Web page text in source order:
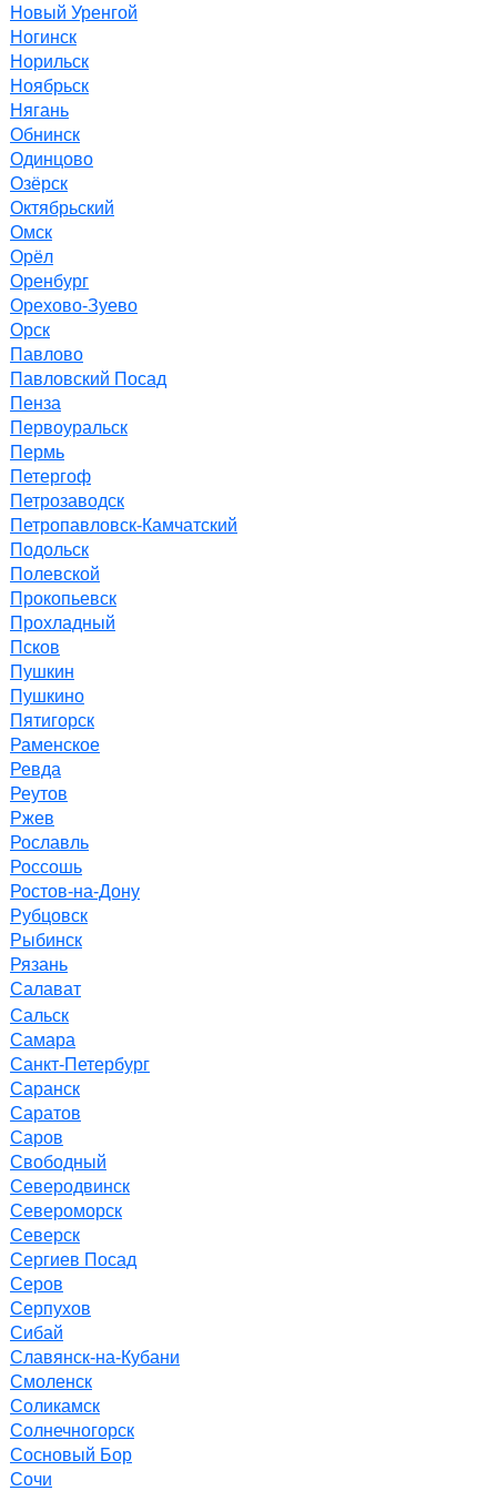
Новый Уренгой
Ногинск
Норильск
Ноябрьск
Нягань
Обнинск
Одинцово
Озёрск
Октябрьский
Омск
Орёл
Оренбург
Орехово-Зуево
Орск
Павлово
Павловский Посад
Пенза
Первоуральск
Пермь
Петергоф
Петрозаводск
Петропавловск-Камчатский
Подольск
Полевской
Прокопьевск
Прохладный
Псков
Пушкин
Пушкино
Пятигорск
Раменское
Ревда
Реутов
Ржев
Рославль
Россошь
Ростов-на-Дону
Рубцовск
Рыбинск
Рязань
Салават
Сальск
Самара
Санкт-Петербург
Саранск
Саратов
Саров
Свободный
Северодвинск
Североморск
Северск
Сергиев Посад
Серов
Серпухов
Сибай
Славянск-на-Кубани
Смоленск
Соликамск
Солнечногорск
Сосновый Бор
Сочи